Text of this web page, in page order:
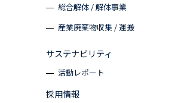
総合解体 / 解体事業
産業廃棄物収集 / 運搬
サステナビリティ
活動レポート
採用情報